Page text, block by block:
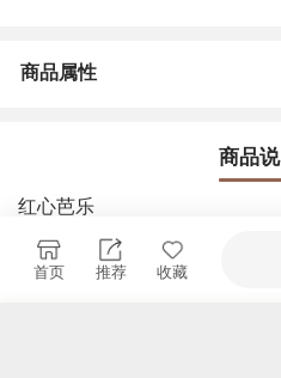
商品属性
商品
红心芭乐
单发货
不发货区域：新疆、海南、青
首页 推荐 收藏